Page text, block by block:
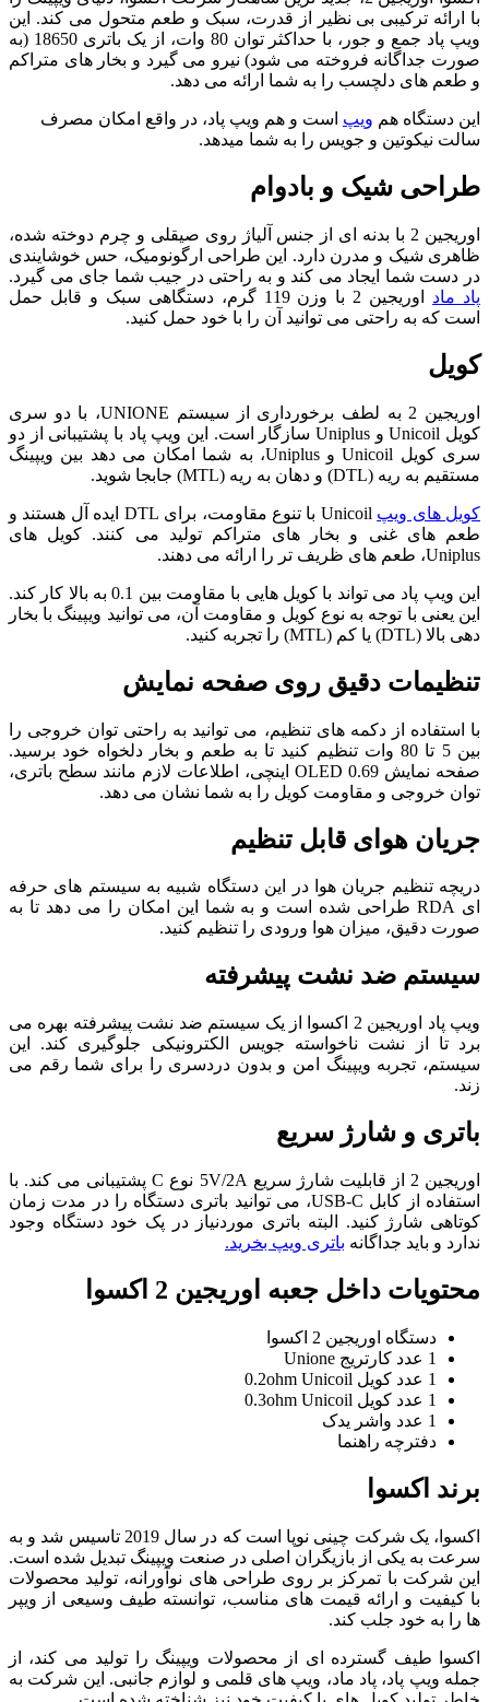
با ارائه ترکیبی بی ‌نظیر از قدرت، سبک و طعم متحول می ‌کند. این
ویپ پاد جمع و جور، با حداکثر توان 80 وات، از یک باتری 18650 (به
صورت جداگانه فروخته می ‌شود) نیرو می ‌گیرد و بخار های متراکم
و طعم‌ های دلچسب را به شما ارائه می ‌دهد.
این دستگاه هم ویپ است و هم ویپ پاد، در واقع امکان مصرف
سالت نیکوتین و جویس را به شما میدهد.
طراحی شیک و بادوام
اوریجین 2 با بدنه ‌ای از جنس آلیاژ روی صیقلی و چرم دوخته شده،
ظاهری شیک و مدرن دارد. این طراحی ارگونومیک، حس خوشایندی
در دست شما ایجاد می ‌کند و به راحتی در جیب شما جای می ‌گیرد.
پاد ماد
اوریجین 2 با وزن 119 گرم، دستگاهی سبک و قابل حمل
است که به راحتی می ‌توانید آن را با خود حمل کنید.
کویل
اوریجین 2 به لطف برخورداری از سیستم UNIONE، با دو سری
کویل Unicoil و Uniplus سازگار است. این ویپ پاد با پشتیبانی از دو
سری کویل Unicoil و Uniplus، به شما امکان می‌ دهد بین ویپینگ
مستقیم به ریه (DTL) و دهان به ریه (MTL) جابجا شوید.
کویل ‌های ویپ
Unicoil با تنوع مقاومت، برای DTL ایده ‌آل هستند و
طعم ‌های غنی و بخار های متراکم تولید می ‌کنند. کویل‌ های
Uniplus، طعم‌ های ظریف ‌تر را ارائه می ‌دهند.
این ویپ پاد می‌ تواند با کویل‌ هایی با مقاومت بین 0.1 به بالا کار کند.
این یعنی با توجه به نوع کویل و مقاومت آن، می ‌توانید ویپینگ با بخار
دهی بالا (DTL) یا کم (MTL) را تجربه کنید.
تنظیمات دقیق روی صفحه نمایش
با استفاده از دکمه ‌های تنظیم، می‌ توانید به راحتی توان خروجی را
بین 5 تا 80 وات تنظیم کنید تا به طعم و بخار دلخواه خود برسید.
صفحه نمایش OLED 0.69 اینچی، اطلاعات لازم مانند سطح باتری،
توان خروجی و مقاومت کویل را به شما نشان می ‌دهد.
جریان هوای قابل تنظیم
دریچه تنظیم جریان هوا در این دستگاه شبیه به سیستم ‌های حرفه
‌ای‌ RDA طراحی شده است و به شما این امکان را می ‌دهد تا به
صورت دقیق، میزان هوا ورودی را تنظیم کنید.
سیستم ضد نشت پیشرفته
ویپ پاد اوریجین 2 اکسوا از یک سیستم ضد نشت پیشرفته بهره می
‌برد تا از نشت ناخواسته جویس الکترونیکی جلوگیری کند. این
سیستم، تجربه ویپینگ امن و بدون دردسری را برای شما رقم می
‌زند.
باتری و شارژ سریع
اوریجین 2 از قابلیت شارژ سریع 5V/2A نوع C پشتیبانی می‌ کند. با
استفاده از کابل USB-C، می‌ توانید باتری دستگاه را در مدت زمان
کوتاهی شارژ کنید. البته باتری موردنیاز در پک خود دستگاه وجود
ندارد و باید جداگانه باتری ویپ بخرید.
محتویات داخل جعبه اوریجین 2 اکسوا
دستگاه اوریجین 2 اکسوا
1 عدد کارتریج Unione
1 عدد کویل 0.2ohm Unicoil
1 عدد کویل 0.3ohm Unicoil
1 عدد واشر یدک
دفترچه راهنما
برند اکسوا
اکسوا، یک شرکت چینی نوپا است که در سال 2019 تاسیس شد و به
سرعت به یکی از بازیگران اصلی در صنعت ویپینگ تبدیل شده است.
این شرکت با تمرکز بر روی طراحی ‌های نوآورانه، تولید محصولات
با کیفیت و ارائه قیمت‌ های مناسب، توانسته طیف وسیعی از ویپر
ها را به خود جلب کند.
اکسوا طیف گسترده ‌ای از محصولات ویپینگ را تولید می ‌کند، از
جمله ویپ پاد، پاد ماد، ویپ‌ های قلمی و لوازم جانبی. این شرکت به